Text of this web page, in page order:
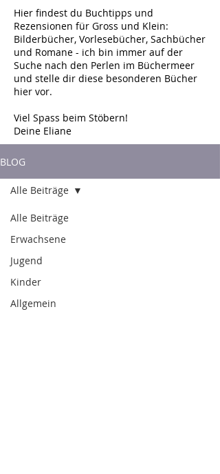
Hier findest du Buchtipps und
Rezensionen für Gross und Klein:
Bilderbücher, Vorlesebücher, Sachbücher
und Romane - ich bin immer auf der
Suche nach den Perlen im Büchermeer
und stelle dir diese besonderen Bücher
hier vor.
Viel Spass beim Stöbern!
Deine Eliane
BLOG
Alle Beiträge
Erwachsene
Jugend
Kinder
Allgemein
Alle Beiträge